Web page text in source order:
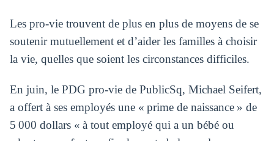
Les pro-vie trouvent de plus en plus de moyens de se
soutenir mutuellement et d’aider les familles à choisir
la vie, quelles que soient les circonstances difficiles.
En juin, le PDG pro-vie de PublicSq, Michael Seifert,
a offert à ses employés une « prime de naissance » de
5 000 dollars « à tout employé qui a un bébé ou